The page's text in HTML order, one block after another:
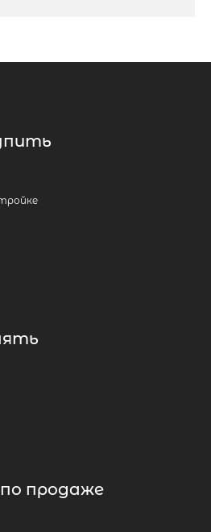
продаже